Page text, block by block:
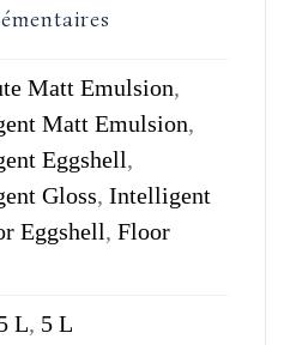
Matt Emulsion,
Matt Emulsion,
Eggshell,
Gloss, Intelligent
Eggshell, Floor
L, 5 L